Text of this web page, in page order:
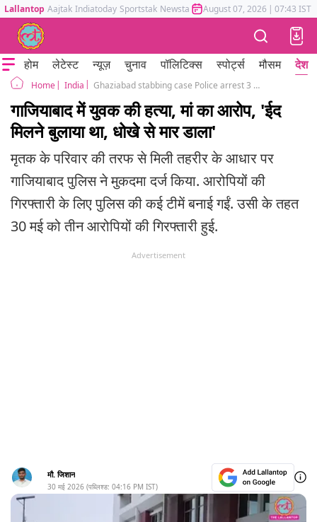
Lallantop Aajtak Indiatoday Sportstak Newstak Mumbai Tak Astrotak
August 07, 2026 | 07:43 IST
होम लेटेस्ट न्यूज़ चुनाव पॉलिटिक्स स्पोर्ट्स मौसम देश
Home India Ghaziabad stabbing case Police arrest 3 accused Murder on Eid al Adha
गाजियाबाद में युवक की हत्या, मां का आरोप, 'ईद
मिलने बुलाया था, धोखे से मार डाला'
मृतक के परिवार की तरफ से मिली तहरीर के आधार पर
गाजियाबाद पुलिस ने मुकदमा दर्ज किया. आरोपियों की
गिरफ्तारी के लिए पुलिस की कई टीमें बनाई गईं. उसी के तहत
30 मई को तीन आरोपियों की गिरफ्तारी हुई.
Advertisement
मौ. जिशान
30 मई 2026 (पब्लिश्ड: 04:16 PM IST)